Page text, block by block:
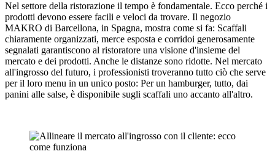
Nel settore della ristorazione il tempo è fondamentale. Ecco perché i
prodotti devono essere facili e veloci da trovare. Il negozio
MAKRO di Barcellona, in Spagna, mostra come si fa: Scaffali
chiaramente organizzati, merce esposta e corridoi generosamente
segnalati garantiscono al ristoratore una visione d'insieme del
mercato e dei prodotti. Anche le distanze sono ridotte. Nel mercato
all'ingrosso del futuro, i professionisti troveranno tutto ciò che serve
per il loro menu in un unico posto: Per un hamburger, tutto, dai
panini alle salse, è disponibile sugli scaffali uno accanto all'altro.